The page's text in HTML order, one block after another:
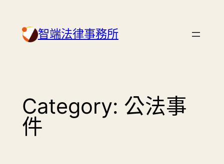
content 智端法律事務所
Category: 公法事
件